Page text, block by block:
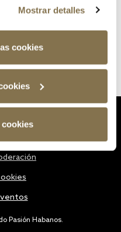
Mostrar detalles
cookies
cookies
Pasión Habanos.